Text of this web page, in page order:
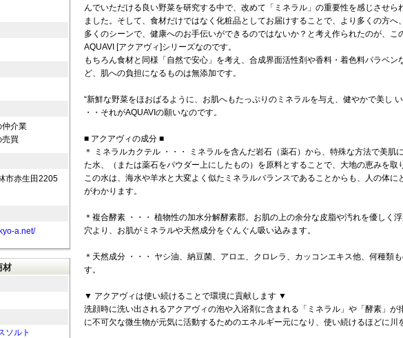
んでいただける良い野菜を研究する中で、改めて「ミネラル」の重要性を感じさせら
ました。そして、食材だけではなく化粧品としてお届けすることで、より多くの方へ、
多くのシーンで、健康へのお手伝いができるのではないか？と考え作られたのが、こ
AQUAVI [アクアヴィ]シリーズなのです。
もちろん食材と同様「自然で安心」を考え、合成界面活性剤や香料・着色料パラベン
ど、肌への負担になるものは無添加です。
“新鮮な野菜をほおばるように、お肌へもたっぷりのミネラルを与え、健やかで美し
・・それがAQUAVIの願いなのです。
■ アクアヴィの成分 ■
＊ ミネラルカクテル ・・・ ミネラルを含んだ岩石（薬石）から、特殊な方法で美肌
た水、（または薬石をパウダー上にしたもの）を原料とすることで、大地の恵みを取
この水は、海水や羊水と大変よく似たミネラルバランスであることからも、人の体
がわかります。
＊複合酵素 ・・・ 植物性の加水分解酵素郡。お肌の上の余分な皮脂や汚れを優しく
穴より、お肌がミネラルや天然成分をぐんぐん吸い込みます。
＊天然成分 ・・・ ヤシ油、納豆菌、アロエ、クロレラ、カッコンエキス他、何種類
す。
▼ アクアヴィは使い続けることで環境に貢献します ▼
洗顔時に洗い出されるアクアヴィの泡や入浴剤に含まれる「ミネラル」や「酵素」
に不可欠な微生物が元気に活動するためのエネルギー元になり、使い続けるほどに川
仲介業
買
市赤生田2205
a.net/
材
ソルト